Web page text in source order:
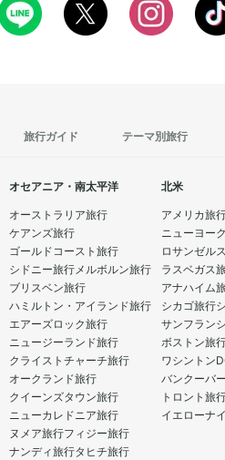
旅行ガイド テーマ別旅行
オセアニア・南太平洋
オーストラリア旅行
ケアンズ旅行
ゴールドコースト旅行
シドニー旅行メルボルン旅行
ブリスベン旅行
ハミルトン・アイランド旅行
エアーズロック旅行
ニュージーランド旅行
クライストチャーチ旅行
オークランド旅行
クイーンズタウン旅行
ニューカレドニア旅行
ヌメア旅行フィジー旅行
ナンディ旅行タヒチ旅行
北米
アメリカ旅
ニューヨー
ロサンゼル
ラスベガス
アナハイム
シカゴ旅行
サンフラン
ボストン旅
ワシントン
バンクーバ
トロント旅
イエローナ